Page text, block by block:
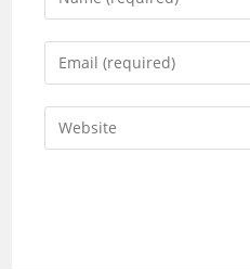
your
name
comment
Enter
your
email
address
Enter
your